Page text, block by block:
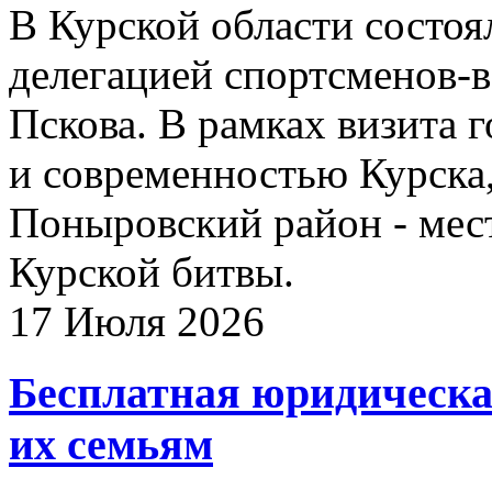
В Курской области
делегацией спортсменов-
Пскова. В рамках визита
и современностью
Поныровский район -
Курской битвы.
17 Июля 2026
Бесплатная
их семьям